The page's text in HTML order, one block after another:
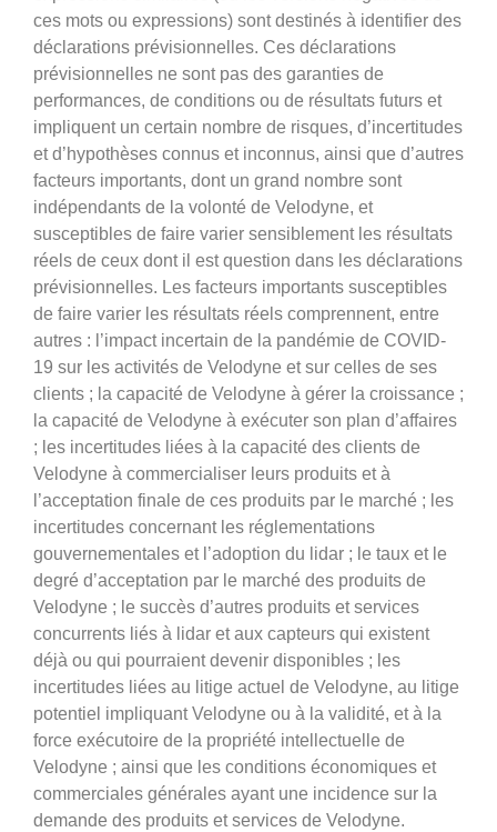
ces mots ou expressions) sont destinés à identifier des
déclarations prévisionnelles. Ces déclarations
prévisionnelles ne sont pas des garanties de
performances, de conditions ou de résultats futurs et
impliquent un certain nombre de risques, d’incertitudes
et d’hypothèses connus et inconnus, ainsi que d’autres
facteurs importants, dont un grand nombre sont
indépendants de la volonté de Velodyne, et
susceptibles de faire varier sensiblement les résultats
réels de ceux dont il est question dans les déclarations
prévisionnelles. Les facteurs importants susceptibles
de faire varier les résultats réels comprennent, entre
autres : l’impact incertain de la pandémie de COVID-
19 sur les activités de Velodyne et sur celles de ses
clients ; la capacité de Velodyne à gérer la croissance ;
la capacité de Velodyne à exécuter son plan d’affaires
; les incertitudes liées à la capacité des clients de
Velodyne à commercialiser leurs produits et à
l’acceptation finale de ces produits par le marché ; les
incertitudes concernant les réglementations
gouvernementales et l’adoption du lidar ; le taux et le
degré d’acceptation par le marché des produits de
Velodyne ; le succès d’autres produits et services
concurrents liés à lidar et aux capteurs qui existent
déjà ou qui pourraient devenir disponibles ; les
incertitudes liées au litige actuel de Velodyne, au litige
potentiel impliquant Velodyne ou à la validité, et à la
force exécutoire de la propriété intellectuelle de
Velodyne ; ainsi que les conditions économiques et
commerciales générales ayant une incidence sur la
demande des produits et services de Velodyne.